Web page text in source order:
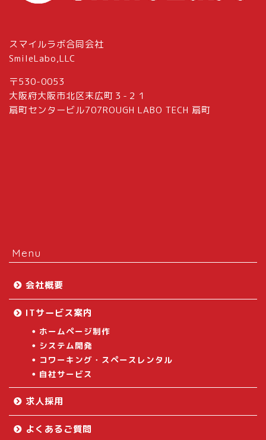
スマイルラボ合同会社
SmileLabo,LLC
〒530-0053
大阪府大阪市北区末広町３-２１
扇町センタービル707ROUGH LABO TECH 扇町
Menu
会社概要
ITサービス案内
ホームページ制作
システム開発
コワーキング・スペースレンタル
自社サービス
求人採用
よくあるご質問